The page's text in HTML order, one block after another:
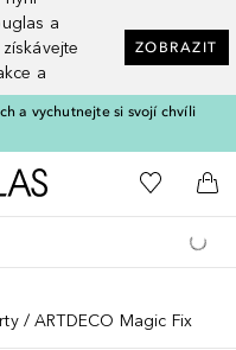
a
a
ZOBRAZIT
a vychutnejte si svojí chvíli
Domů K mému
Do
ARTDECO Magic Fix